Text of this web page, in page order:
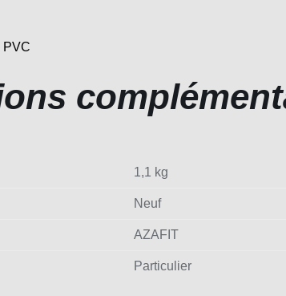
PVC
1,1 kg
Neuf
AZAFIT
Particulier